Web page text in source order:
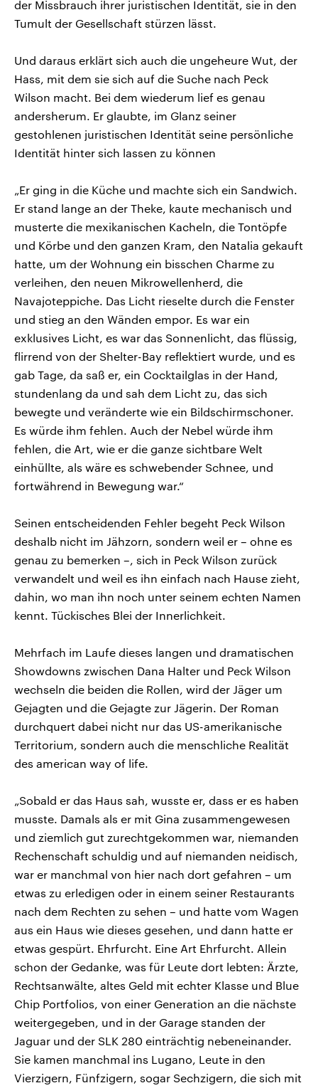
der Missbrauch ihrer juristischen Identität, sie in den
Tumult der Gesellschaft stürzen lässt.
Und daraus erklärt sich auch die ungeheure Wut, der
Hass, mit dem sie sich auf die Suche nach Peck
Wilson macht. Bei dem wiederum lief es genau
andersherum. Er glaubte, im Glanz seiner
gestohlenen juristischen Identität seine persönliche
Identität hinter sich lassen zu können
„Er ging in die Küche und machte sich ein Sandwich.
Er stand lange an der Theke, kaute mechanisch und
musterte die mexikanischen Kacheln, die Tontöpfe
und Körbe und den ganzen Kram, den Natalia gekauft
hatte, um der Wohnung ein bisschen Charme zu
verleihen, den neuen Mikrowellenherd, die
Navajoteppiche. Das Licht rieselte durch die Fenster
und stieg an den Wänden empor. Es war ein
exklusives Licht, es war das Sonnenlicht, das flüssig,
flirrend von der Shelter-Bay reflektiert wurde, und es
gab Tage, da saß er, ein Cocktailglas in der Hand,
stundenlang da und sah dem Licht zu, das sich
bewegte und veränderte wie ein Bildschirmschoner.
Es würde ihm fehlen. Auch der Nebel würde ihm
fehlen, die Art, wie er die ganze sichtbare Welt
einhüllte, als wäre es schwebender Schnee, und
fortwährend in Bewegung war.“
Seinen entscheidenden Fehler begeht Peck Wilson
deshalb nicht im Jähzorn, sondern weil er – ohne es
genau zu bemerken –, sich in Peck Wilson zurück
verwandelt und weil es ihn einfach nach Hause zieht,
dahin, wo man ihn noch unter seinem echten Namen
kennt. Tückisches Blei der Innerlichkeit.
Mehrfach im Laufe dieses langen und dramatischen
Showdowns zwischen Dana Halter und Peck Wilson
wechseln die beiden die Rollen, wird der Jäger um
Gejagten und die Gejagte zur Jägerin. Der Roman
durchquert dabei nicht nur das US-amerikanische
Territorium, sondern auch die menschliche Realität
des american way of life.
„Sobald er das Haus sah, wusste er, dass er es haben
musste. Damals als er mit Gina zusammengewesen
und ziemlich gut zurechtgekommen war, niemanden
Rechenschaft schuldig und auf niemanden neidisch,
war er manchmal von hier nach dort gefahren – um
etwas zu erledigen oder in einem seiner Restaurants
nach dem Rechten zu sehen – und hatte vom Wagen
aus ein Haus wie dieses gesehen, und dann hatte er
etwas gespürt. Ehrfurcht. Eine Art Ehrfurcht. Allein
schon der Gedanke, was für Leute dort lebten: Ärzte,
Rechtsanwälte, altes Geld mit echter Klasse und Blue
Chip Portfolios, von einer Generation an die nächste
weitergegeben, und in der Garage standen der
Jaguar und der SLK 280 einträchtig nebeneinander.
Sie kamen manchmal ins Lugano, Leute in den
Vierzigern, Fünfzigern, sogar Sechzigern, die sich mit